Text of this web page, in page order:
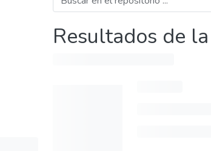
Resultados de